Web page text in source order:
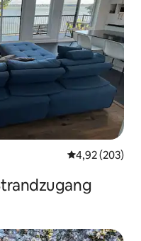
4,92 (203)